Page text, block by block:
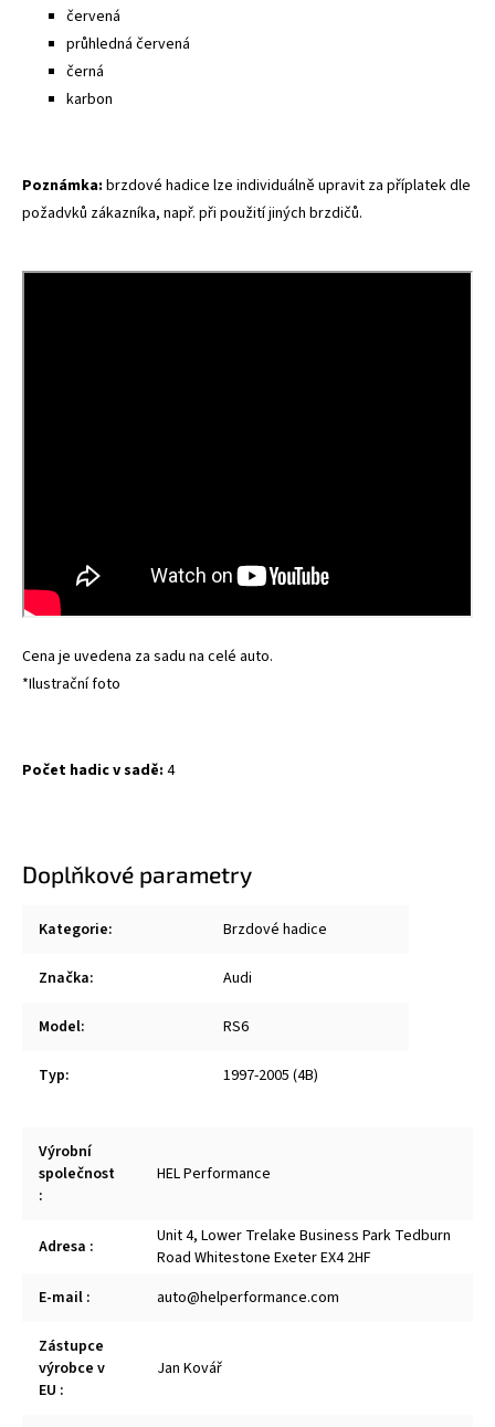
červená
průhledná červená
černá
karbon
Poznámka: brzdové hadice lze individuálně upravit za příplatek dle
požadvků zákazníka, např. při použití jiných brzdičů.
Cena je uvedena za sadu na celé auto.
*Ilustrační foto
Počet hadic v sadě: 4
Doplňkové parametry
Kategorie: Brzdové hadice
Značka: Audi
Model: RS6
Typ: 1997-2005 (4B)
Výrobní
společnost
:
HEL Performance
Adresa :
Unit 4, Lower Trelake Business Park Tedburn
Road Whitestone Exeter EX4 2HF
E-mail : auto@helperformance.com
Zástupce
výrobce v
EU :
Jan Kovář